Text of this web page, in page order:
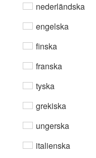
nederländska
engelska
finska
franska
tyska
grekiska
ungerska
italienska